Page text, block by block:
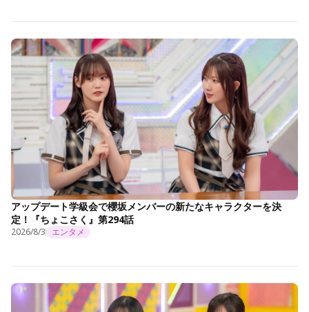
アップデート学級会で櫻坂メンバーの新たなキャラクターを決
定！『ちょこさく』第294話
2026/8/3 エンタメ